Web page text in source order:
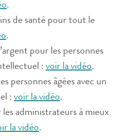
.
de santé pour tout le
.
pour les personnes
: voir la vidéo.
personnes âgées avec un
: voir la vidéo.
administrateurs à mieux
lavidéo.